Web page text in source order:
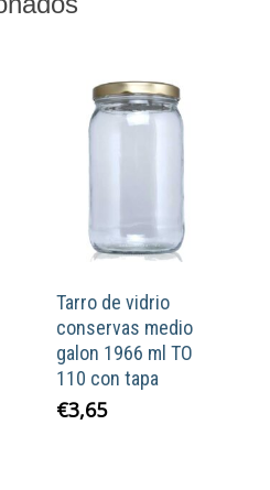
Tarro de vidrio
conservas medio
galon 1966 ml TO
110 con tapa
€3,65